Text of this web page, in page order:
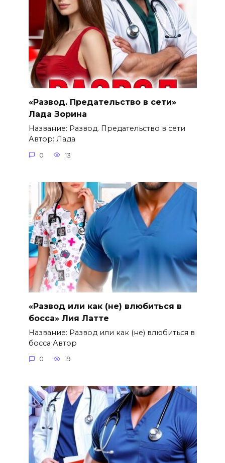
«Развод. Предательство в сети»
Лада Зорина
Название: Развод. Предательство в сети
Автор: Лада
0 13
«Развод или как (не) влюбиться в
босса» Лия Латте
Название: Развод или как (не) влюбиться в
босса Автор
0 19